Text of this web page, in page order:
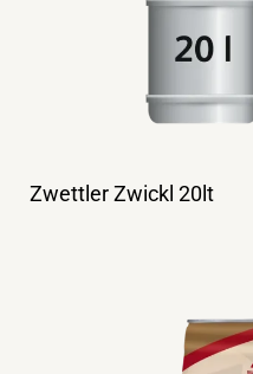
Zwettler Zwickl 20lt